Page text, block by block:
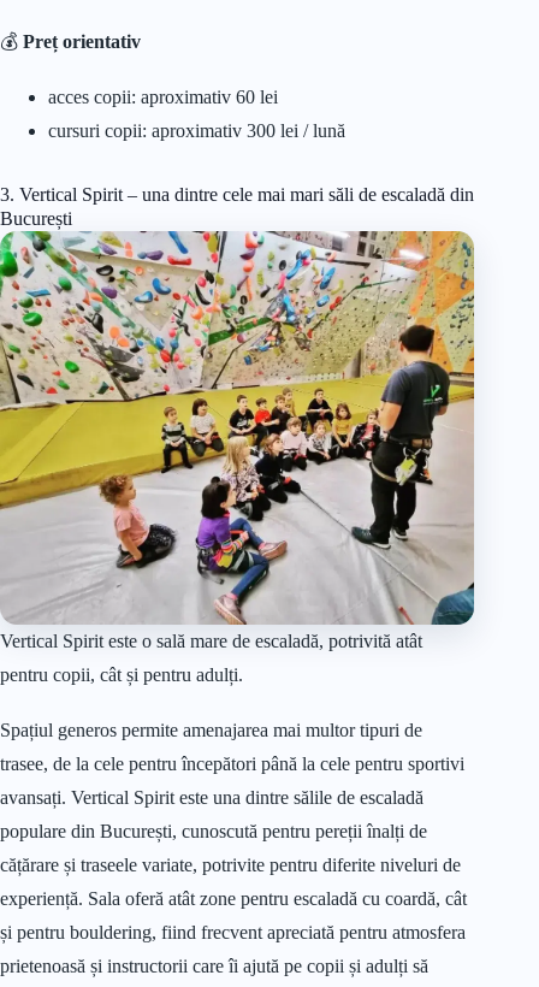
💰 Preț orientativ
acces copii: aproximativ 60 lei
cursuri copii: aproximativ 300 lei / lună
3. Vertical Spirit – una dintre cele mai mari săli de escaladă din
București
Vertical Spirit este o sală mare de escaladă, potrivită atât
pentru copii, cât și pentru adulți.
Spațiul generos permite amenajarea mai multor tipuri de
trasee, de la cele pentru începători până la cele pentru sportivi
avansați. Vertical Spirit este una dintre sălile de escaladă
populare din București, cunoscută pentru pereții înalți de
cățărare și traseele variate, potrivite pentru diferite niveluri de
experiență. Sala oferă atât zone pentru escaladă cu coardă, cât
și pentru bouldering, fiind frecvent apreciată pentru atmosfera
prietenoasă și instructorii care îi ajută pe copii și adulți să